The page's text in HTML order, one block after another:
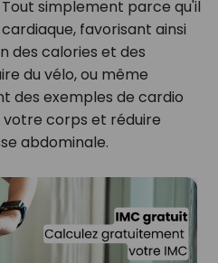
simplement parce qu'il
favorisant ainsi
des calories et des
du vélo, ou même
des exemples de cardio
corps et réduire
abdominale.